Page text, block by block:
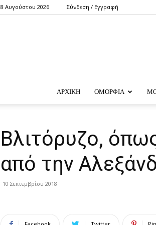
8 Αυγούστου 2026 Σύνδεση / Εγγραφή
ΑΡΧΙΚΗ ΟΜΟΡΦΙΑ
Βλιτόρυζο,
από την
10 Σεπτεμβρίου 2018